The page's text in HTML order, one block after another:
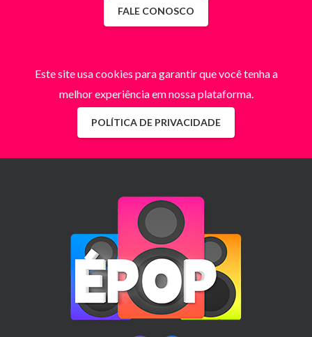
FALE CONOSCO
Este site usa cookies para garantir que você tenha a
melhor experiência em nossa plataforma.
POLÍTICA DE PRIVACIDADE